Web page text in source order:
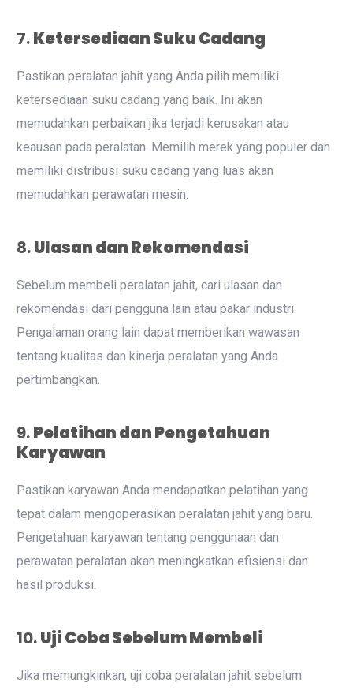
7.Ketersediaan Suku Cadang
Pastikan peralatan jahit yang Anda pilih memiliki
ketersediaan suku cadang yang baik. Ini akan
memudahkan perbaikan jika terjadi kerusakan atau
keausan pada peralatan. Memilih merek yang populer dan
memiliki distribusi suku cadang yang luas akan
memudahkan perawatan mesin.
8.Ulasan dan Rekomendasi
Sebelum membeli peralatan jahit, cari ulasan dan
rekomendasi dari pengguna lain atau pakar industri.
Pengalaman orang lain dapat memberikan wawasan
tentang kualitas dan kinerja peralatan yang Anda
pertimbangkan.
9.Pelatihan dan Pengetahuan
Karyawan
Pastikan karyawan Anda mendapatkan pelatihan yang
tepat dalam mengoperasikan peralatan jahit yang baru.
Pengetahuan karyawan tentang penggunaan dan
perawatan peralatan akan meningkatkan efisiensi dan
hasil produksi.
10.Uji Coba Sebelum Membeli
Jika memungkinkan, uji coba peralatan jahit sebelum